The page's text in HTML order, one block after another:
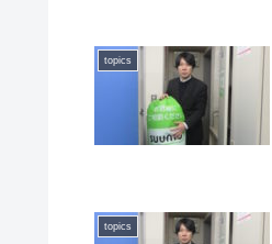
topics
topics